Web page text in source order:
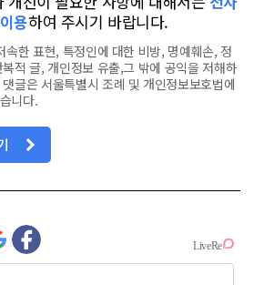
용하여 주시기 바랍니다.
한 표현, 특정인에 대한 비방, 명예훼손, 정
적 글, 개인정보 유출,그 밖에 공익을 저해하
글은 서울특별시 조례 및 개인정보보호법에
니다.